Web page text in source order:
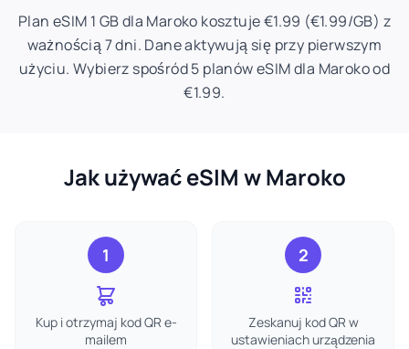
Plan eSIM 1 GB dla Maroko kosztuje €1.99 (€1.99/GB) z
ważnością 7 dni. Dane aktywują się przy pierwszym
użyciu. Wybierz spośród 5 planów eSIM dla Maroko od
€1.99.
Jak używać eSIM w Maroko
1
Kup i otrzymaj kod QR e-
mailem
2
Zeskanuj kod QR w
ustawieniach urządzenia